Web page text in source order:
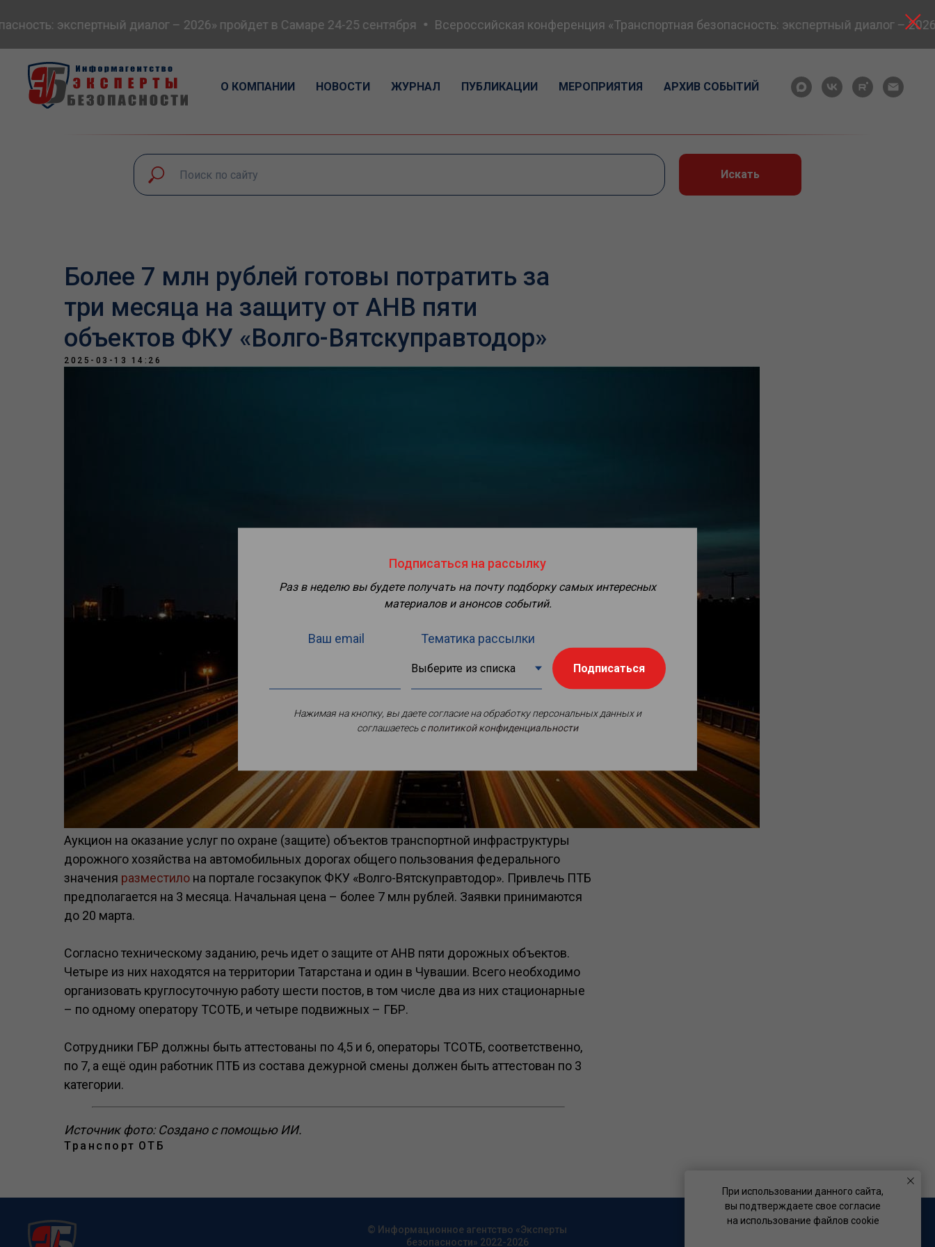
экспертный диалог – 2026» пройдет в Самаре 24-25 сентября Всероссийская конференция «Транспортная безопасность: экспертный диалог –
О КОМПАНИИ НОВОСТИ ЖУРНАЛ ПУБЛИКАЦИИ МЕРОПРИЯТИЯ АРХИВ СОБЫТИЙ
При использовании данного сайта,
вы подтверждаете свое согласие
на использование файлов cookie
Искать
Более 7 млн рублей готовы потратить за
три месяца на защиту от АНВ пяти
объектов ФКУ «Волго-Вятскуправтодор»
2025-03-13 14:26
Аукцион на оказание услуг по охране (защите) объектов транспортной инфраструктуры
дорожного хозяйства на автомобильных дорогах общего пользования федерального
значения разместило на портале госзакупок ФКУ «Волго-Вятскуправтодор». Привлечь ПТБ
предполагается на 3 месяца. Начальная цена – более 7 млн рублей. Заявки принимаются
до 20 марта.
Согласно техническому заданию, речь идет о защите от АНВ пяти дорожных объектов.
Четыре из них находятся на территории Татарстана и один в Чувашии. Всего необходимо
организовать круглосуточную работу шести постов, в том числе два из них стационарные
– по одному оператору ТСОТБ, и четыре подвижных – ГБР.
Сотрудники ГБР должны быть аттестованы по 4,5 и 6, операторы ТСОТБ, соответственно,
по 7, а ещё один работник ПТБ из состава дежурной смены должен быть аттестован по 3
категории.
Источник фото: Создано с помощью ИИ.
Транспорт ОТБ
Подписаться на рассылку
Раз в неделю вы будете получать на почту подборку самых интересных
материалов и анонсов событий.
Ваш email Тематика рассылки
Подписаться
Нажимая на кнопку, вы даете согласие на обработку персональных данных и
соглашаетесьc политикой конфиденциальности
© Информационное агентство «Эксперты
безопасности» 2022-2026